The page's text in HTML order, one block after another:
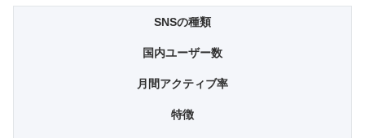
SNSの種類
国内ユーザー数
月間アクティブ率
特徴